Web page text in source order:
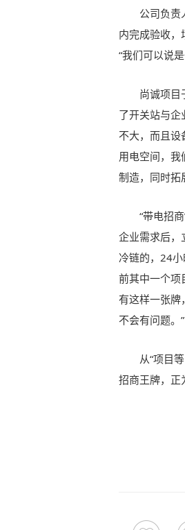
公司负责
内完成验收，
“我们可以说
尚诚项目
了开关站与企
不大，而且设
用电空间，我
制造，同时拓
“带电招
企业需求后，
冷链的，24
前其中一个项
有这样一张牌
不会有问题。”
从“项目
招商王牌，正